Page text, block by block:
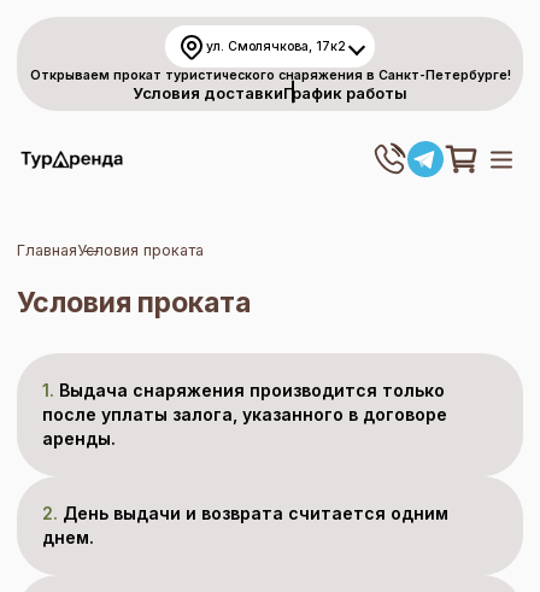
ул. Смолячкова, 17к2
Открываем прокат туристического снаряжения в Санкт-Петербурге!
Условия доставкиГрафик работы
ГлавнаяУсловия проката
Условия проката
1. Выдача снаряжения производится только
после уплаты залога, указанного в договоре
аренды.
2. День выдачи и возврата считается одним
днем.